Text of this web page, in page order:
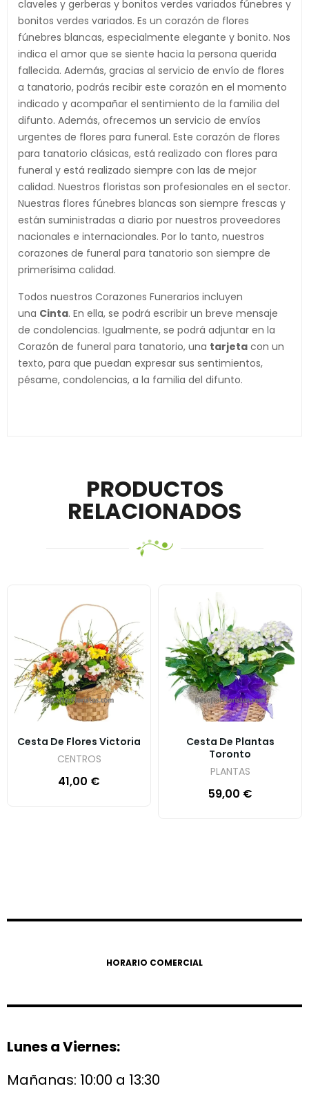
claveles y gerberas y bonitos verdes variados fúnebres y
bonitos verdes variados. Es un corazón de flores
fúnebres blancas, especialmente elegante y bonito. Nos
indica el amor que se siente hacia la persona querida
fallecida. Además, gracias al servicio de envío de flores
a tanatorio, podrás recibir este corazón en el momento
indicado y acompañar el sentimiento de la familia del
difunto. Además, ofrecemos un servicio de envíos
urgentes de flores para funeral. Este corazón de flores
para tanatorio clásicas, está realizado con flores para
funeral y está realizado siempre con las de mejor
calidad. Nuestros floristas son profesionales en el sector.
Nuestras flores fúnebres blancas son siempre frescas y
están suministradas a diario por nuestros proveedores
nacionales e internacionales. Por lo tanto, nuestros
corazones de funeral para tanatorio son siempre de
primerísima calidad.
Todos nuestros Corazones Funerarios incluyen
una Cinta. En ella, se podrá escribir un breve mensaje
de condolencias. Igualmente, se podrá adjuntar en la
Corazón de funeral para tanatorio, una tarjeta con un
texto, para que puedan expresar sus sentimientos,
pésame, condolencias, a la familia del difunto.
PRODUCTOS
RELACIONADOS
Cesta De Flores Victoria
CENTROS
41,00 €
Cesta De Plantas
Toronto
PLANTAS
59,00 €
HORARIO COMERCIAL
Lunes a Viernes:
Mañanas: 10:00 a 13:30